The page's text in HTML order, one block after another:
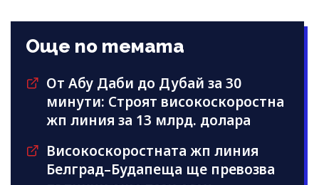
Още по темата
От Абу Даби до Дубай за 30
минути: Строят високоскоростна
жп линия за 13 млрд. долара
Високоскоростната жп линия
Белград–Будапеща ще превозва